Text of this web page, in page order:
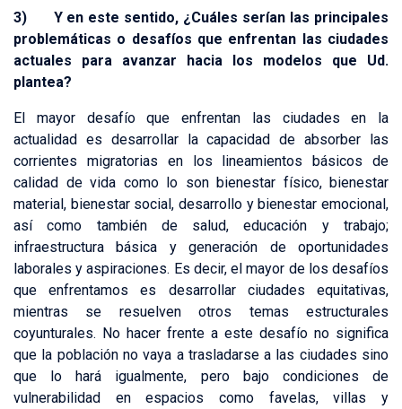
3) Y en este sentido, ¿Cuáles serían las principales
problemáticas o desafíos que enfrentan las ciudades
actuales para avanzar hacia los modelos que Ud.
plantea?
El mayor desafío que enfrentan las ciudades en la
actualidad es desarrollar la capacidad de absorber las
corrientes migratorias en los lineamientos básicos de
calidad de vida como lo son bienestar físico, bienestar
material, bienestar social, desarrollo y bienestar emocional,
así como también de salud, educación y trabajo;
infraestructura básica y generación de oportunidades
laborales y aspiraciones. Es decir, el mayor de los desafíos
que enfrentamos es desarrollar ciudades equitativas,
mientras se resuelven otros temas estructurales
coyunturales. No hacer frente a este desafío no significa
que la población no vaya a trasladarse a las ciudades sino
que lo hará igualmente, pero bajo condiciones de
vulnerabilidad en espacios como favelas, villas y